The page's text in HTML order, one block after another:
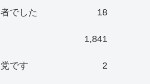
でした 18
1,841
です 2